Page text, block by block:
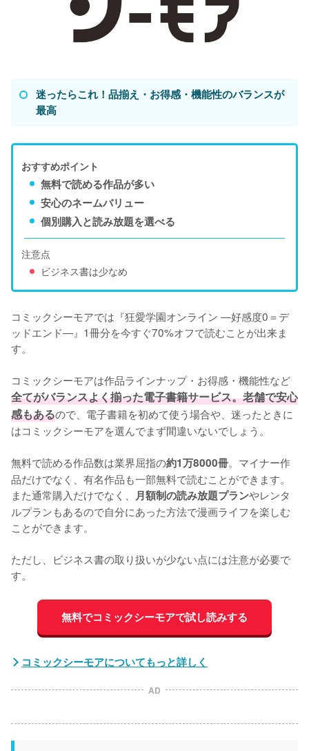
迷ったらこれ！品揃え・お得感・機能性のバランスが
最高
おすすめポイント
無料で読める作品が多い
安心のネームバリュー
個別購入と読み放題を選べる
注意点
ビジネス書は少なめ
コミックシーモアでは『狂愛学園オンライン ―好感度0＝デ
ッドエンド―』1冊分を今すぐ70%オフで読むことが出来ま
す。
コミックシーモアは作品ラインナップ・お得感・機能性など
全てがバランスよく揃った電子書籍サービス。老舗で安心
感もあるので、電子書籍を初めて使う場合や、迷ったときに
はコミックシーモアを選んでまず間違いないでしょう。
無料で読める作品数は業界屈指の約1万8000冊。マイナー作
品だけでなく、有名作品も一部無料で読むことができます。
また通常購入だけでなく、 月額制の読み放題プランやレンタ
ルプランもあるので自分にあった方法で漫画ライフを楽しむ
ことができます。
ただし、ビジネス書の取り扱いが少ない点には注意が必要で
す。
無料でコミックシーモアで試し読みする
コミックシーモアについてもっと詳しく
AD